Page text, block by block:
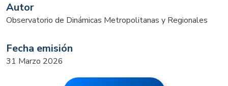
Autor
Observatorio de Dinámicas Metropolitanas y Regionales
Fecha emisión
31 Marzo 2026